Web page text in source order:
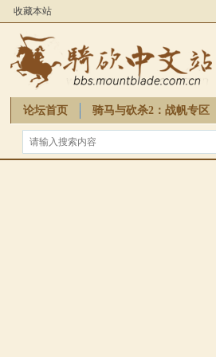
收藏本站
论坛首页 骑马与砍杀2：战帆专区
骑砍周边